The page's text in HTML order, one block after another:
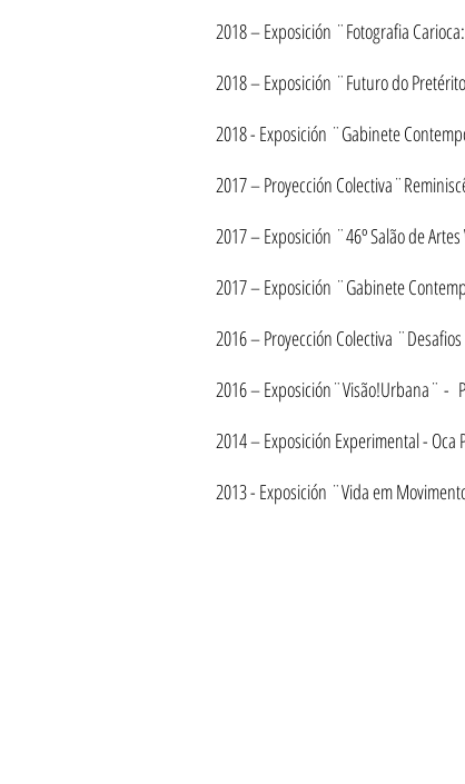
2018 –Exposición ¨Fotografia
2018 –Exposición ¨Futuro do
2018 - Exposición ¨Gabinete
2017 – Proyección
2017 –Exposición ¨46º Salão de
2017 –Exposición ¨Gabinete
2016 – Proyección Colectiva
2016 –Exposición¨Visão!Urbana¨ -
2014 –Exposición Experimental - Oca
2013 - Exposición ¨Vida em